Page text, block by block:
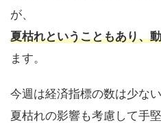
が、
夏枯れということもあり、
ます。
今週は経済指標の数は少ない
夏枯れの影響も考慮して手